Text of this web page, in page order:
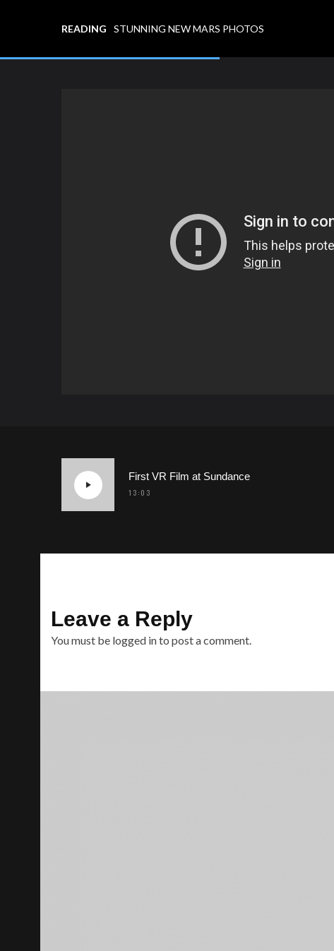
READING STUNNING NEW MARS PHOTOS
First VR Film at Sundance
13:03
Leave a Reply
You must be logged into post a comment.